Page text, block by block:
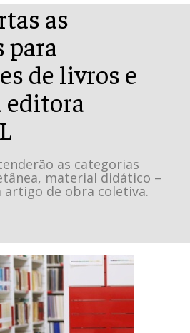
as
para
de livros e
editora
as categorias
material didático –
artigo de obra coletiva.